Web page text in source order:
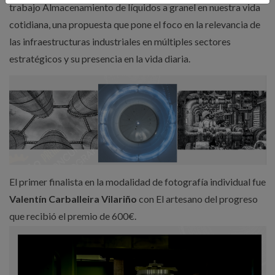
trabajo Almacenamiento de líquidos a granel en nuestra vida
cotidiana, una propuesta que pone el foco en la relevancia de
las infraestructuras industriales en múltiples sectores
estratégicos y su presencia en la vida diaria.
El primer finalista en la modalidad de fotografía individual fue
Valentín Carballeira Vilariño con El artesano del progreso
que recibió el premio de 600€.